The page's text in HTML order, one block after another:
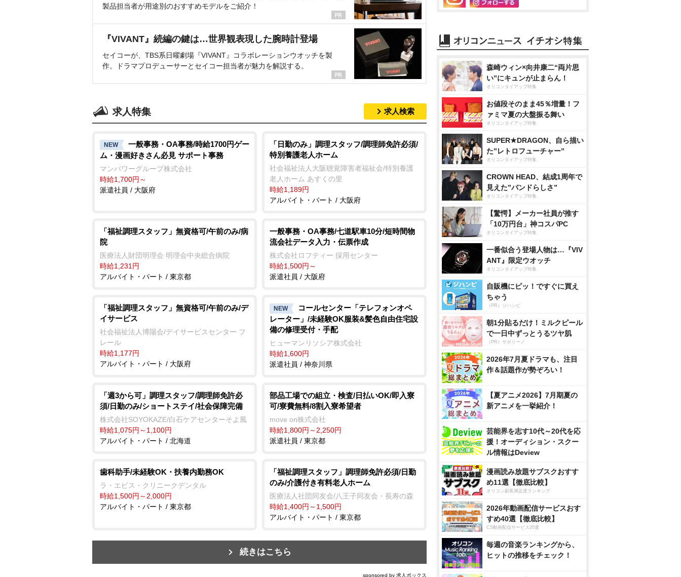
製品担当者が用途別のおすすめモデルをご紹介！
『VIVANT』続編の鍵は…世界観表現した腕時計登場
セイコーが、TBS系日曜劇場『VIVANT』コラボレーションウオッチを製
作。ドラマプロデューサーとセイコー担当者が魅力を解説する。
求人特集 求人検索
NEW
一般事務・OA事務/時給1700円ゲー
ム・漫画好きさん必見 サポート事務
マンパワーグループ株式会社
時給1,700円～
派遣社員 / 大阪府
「日勤のみ」調理スタッフ/調理師免許必須/
特別養護老人ホーム
社会福祉法人大阪聴覚障害者福祉会/特別養護
老人ホーム あすくの里
時給1,189円
アルバイト・パート / 大阪府
「福祉調理スタッフ」無資格可/午前のみ/病
院
医療法人財団明理会 明理会中央総合病院
時給1,231円
アルバイト・パート / 東京都
一般事務・OA事務/七道駅車10分/短時間物
流会社データ入力・伝票作成
株式会社ロフティー 採用センター
時給1,500円～
派遣社員 / 大阪府
「福祉調理スタッフ」無資格可/午前のみ/デ
イサービス
社会福祉法人博陽会/デイサービスセンター フ
レール
時給1,177円
アルバイト・パート / 大阪府
NEW
コールセンター「テレフォンオペ
レーター」/未経験OK服装&髪色自由住宅設
備の修理受付・手配
ヒューマンリソシア株式会社
時給1,600円
派遣社員 / 神奈川県
「週3から可」調理スタッフ/調理師免許必
須/日勤のみ/ショートステイ/社会保障完備
株式会社SOYOKAZE/白石ケアセンターそよ風
時給1,075円～1,100円
アルバイト・パート / 北海道
部品工場での組立・検査/日払いOK/即入寮
可/寮費無料/8割入寮希望者
move on株式会社
時給1,800円～2,250円
派遣社員 / 東京都
歯科助手/未経験OK・扶養内勤務OK
ラ・エビス・クリニークデンタル
時給1,500円～2,000円
アルバイト・パート / 東京都
「福祉調理スタッフ」調理師免許必須/日勤
のみ/介護付き有料老人ホーム
医療法人社団同友会/八王子同友会・長寿の森
時給1,400円～1,500円
アルバイト・パート / 東京都
続きはこちら
sponsored by 求人ボックス
森崎ウィン×向井康二“両片思
い”にキュンが止まらん！
オリコンタイアップ特集
お値段そのまま45％増量！フ
ァミマ夏の大盤振る舞い
オリコンタイアップ特集
SUPER★DRAGON、自ら描い
た”レトロフューチャー”
オリコンタイアップ特集
CROWN HEAD、結成1周年で
見えた”バンドらしさ”
オリコンタイアップ特集
【驚愕】メーカー社員が推す
「10万円台」神コスパPC
オリコンタイアップ特集
一番似合う登場人物は…『VIV
ANT』限定ウオッチ
オリコンタイアップ特集
自販機にピッ！ですぐに買え
ちゃう
（PR）ジハンピ
朝1分貼るだけ！ミルクピール
で一日中ずっとうるツヤ肌
（PR）サボリーノ
2026年7月夏ドラマも、注目
作＆話題作が勢ぞろい！
【夏アニメ2026】7月期夏の
新アニメを一挙紹介！
芸能界を志す10代～20代を応
援！オーディション・スクー
ル情報はDeview
漫画読み放題サブスクおすす
め11選【徹底比較】
オリコン顧客満足度ランキング
2026年動画配信サービスおす
すめ40選【徹底比較】
CS動画配信サービス20選
毎週の音楽ランキングから、
ヒットの推移をチェック！